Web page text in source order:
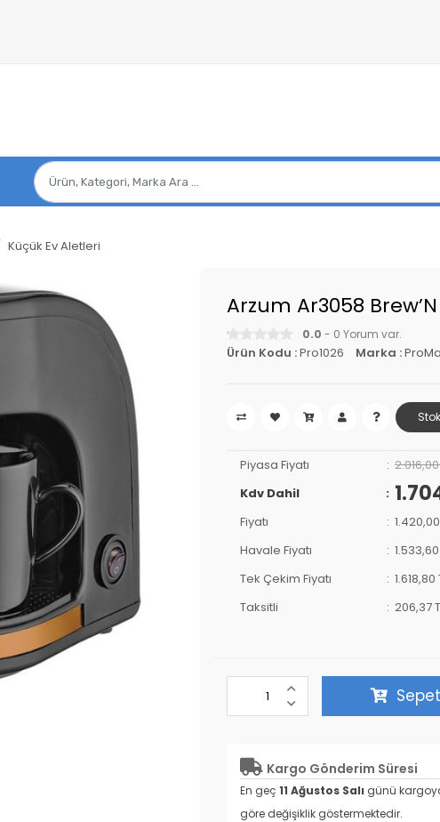
Küçük Ev Aletleri
Arzum Ar3058
0.0 - 0 Yorum var.
Ürün Kodu :Pro1026 Marka :
Piyasa Fiyatı
2.016,00
Kdv Dahil
Fiyatı
Havale Fiyatı
Tek Çekim Fiyatı
1.618,80
Taksitli
206,37
Kargo Gönderim Süresi
En geç 11 Ağustos Salı günü
göre değişiklik göstermektedir.